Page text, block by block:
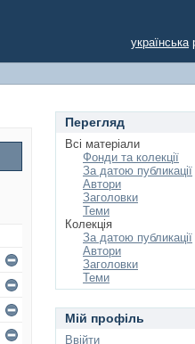
українська
Перегляд
Всі матеріали
Фонди та колекції
За датою публикації
Автори
Заголовки
Теми
Колекція
За датою публикації
Автори
Заголовки
Теми
Мій профіль
Ввійти